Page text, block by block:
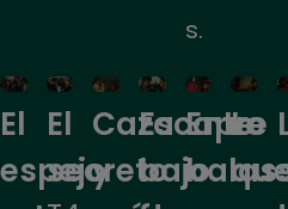
s.
El
espejo
El
secreto
Caza
y
Escape
bajo
Entre
balas
Lo